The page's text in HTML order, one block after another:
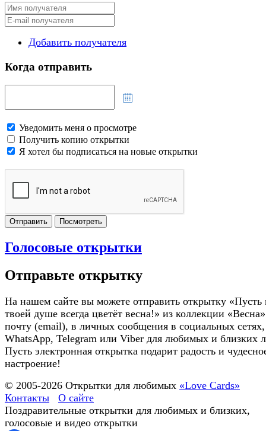
Добавить получателя
Когда отправить
Уведомить меня о просмотре
Получить копию открытки
Я хотел бы подписаться на новые открытки
Отправить Посмотреть
Голосовые открытки
Отправьте открытку
На нашем сайте вы можете отправить открытку «Пусть
твоей душе всегда цветёт весна!» из коллекции
почту (email), в личных сообщения в социальных
WhatsApp, Telegram или Viber для любимых и близких
Пусть электронная открытка подарит радость и
настроение!
© 2005-2026 Открытки для любимых «Love Cards»
Контакты
О сайте
Поздравительные открытки для любимых и близких,
голосовые и видео открытки